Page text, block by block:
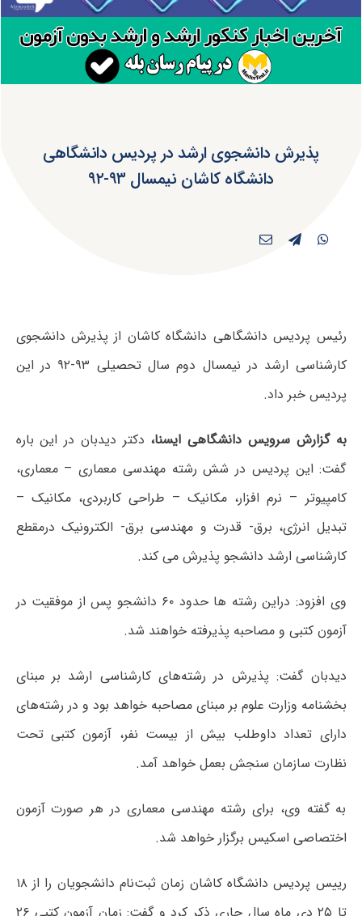
پذیرش دانشجوی ارشد در پردیس دانشگاهی
دانشگاه کاشان نیمسال ۹۳-۹۲
رئیس پردیس دانشگاهی دانشگاه کاشان از پذیرش دانشجوی
کارشناسی ارشد در نیمسال دوم سال تحصیلی ۹۳-۹۲ در این
پردیس خبر داد.
به گزارش سرویس دانشگاهی ایسنا، دکتر دیدبان در این باره
گفت: این پردیس در شش رشته مهندسی معماری – معماری،
کامپیوتر – نرم افزار، مکانیک – طراحی کاربردی، مکانیک –
تبدیل انرژی، برق- قدرت و مهندسی برق- الکترونیک درمقطع
کارشناسی ارشد دانشجو پذیرش می کند.
وی افزود: دراین رشته ها حدود ۶۰ دانشجو پس از موفقیت در
آزمون کتبی و مصاحبه پذیرفته خواهند شد.
دیدبان گفت: پذیرش در رشته‌های کارشناسی ارشد بر مبنای
بخشنامه وزارت علوم بر مبنای مصاحبه خواهد بود و در رشته‌های
دارای تعداد داوطلب بیش از بیست نفر، آزمون کتبی تحت
نظارت سازمان سنجش بعمل خواهد آمد.
به گفته وی، برای رشته مهندسی معماری در هر صورت آزمون
اختصاصی اسکیس برگزار خواهد شد.
رییس پردیس دانشگاه کاشان زمان ثبت‌نام دانشجویان را از ۱۸